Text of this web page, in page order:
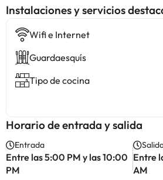
Instalaciones y servicios
Wifi e Internet
Guardaesquís
Tipo de cocina
Horario de entrada y salida
Entrada
Entre las 5:00 PM y las 10:00
PM
Entre
AM